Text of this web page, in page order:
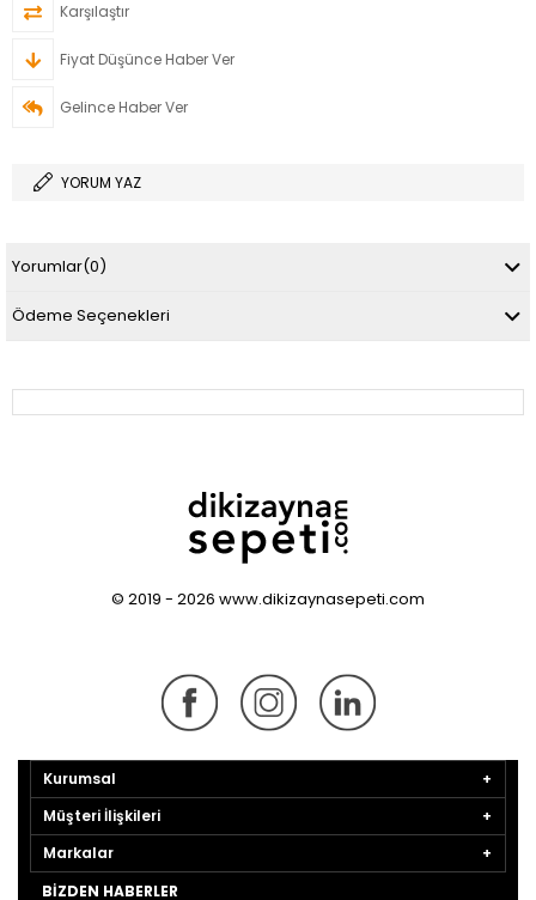
Karşılaştır
Fiyat Düşünce Haber Ver
Gelince Haber Ver
YORUM YAZ
Yorumlar(0)
Ödeme Seçenekleri
© 2019 - 2026 www.dikizaynasepeti.com
Kurumsal
Müşteri İlişkileri
Markalar
BIZDEN HABERLER